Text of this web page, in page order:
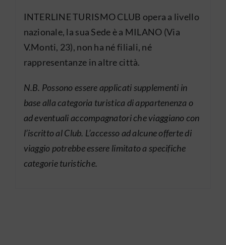
INTERLINE TURISMO CLUB opera a livello
nazionale, la sua Sede è a MILANO (Via
V.Monti, 23), non ha né filiali, né
rappresentanze in altre città.
N.B. Possono essere applicati supplementi in
base alla categoria turistica di appartenenza o
ad eventuali accompagnatori che viaggiano con
l’iscritto al Club. L’accesso ad alcune offerte di
viaggio potrebbe essere limitato a specifiche
categorie turistiche.
Accedi